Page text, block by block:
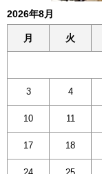
2026年8月
月 火
3 4
10 11
17 18